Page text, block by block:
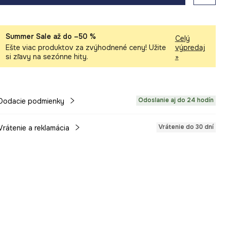
Summer Sale až do –50 %
Ešte viac produktov za zvýhodnené ceny! Užite
si zľavy na sezónne hity.
Celý
výpredaj
»
podmienky Odoslanie aj do 24 hodín
a reklamácia Vrátenie do 30 dní